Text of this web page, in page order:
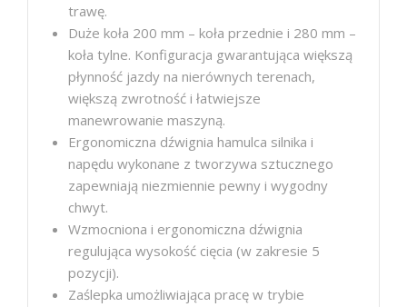
trawę.
Duże koła 200 mm – koła przednie i 280 mm –
koła tylne. Konfiguracja gwarantująca większą
płynność jazdy na nierównych terenach,
większą zwrotność i łatwiejsze
manewrowanie maszyną.
Ergonomiczna dźwignia hamulca silnika i
napędu wykonane z tworzywa sztucznego
zapewniają niezmiennie pewny i wygodny
chwyt.
Wzmocniona i ergonomiczna dźwignia
regulująca wysokość cięcia (w zakresie 5
pozycji).
Zaślepka umożliwiająca pracę w trybie